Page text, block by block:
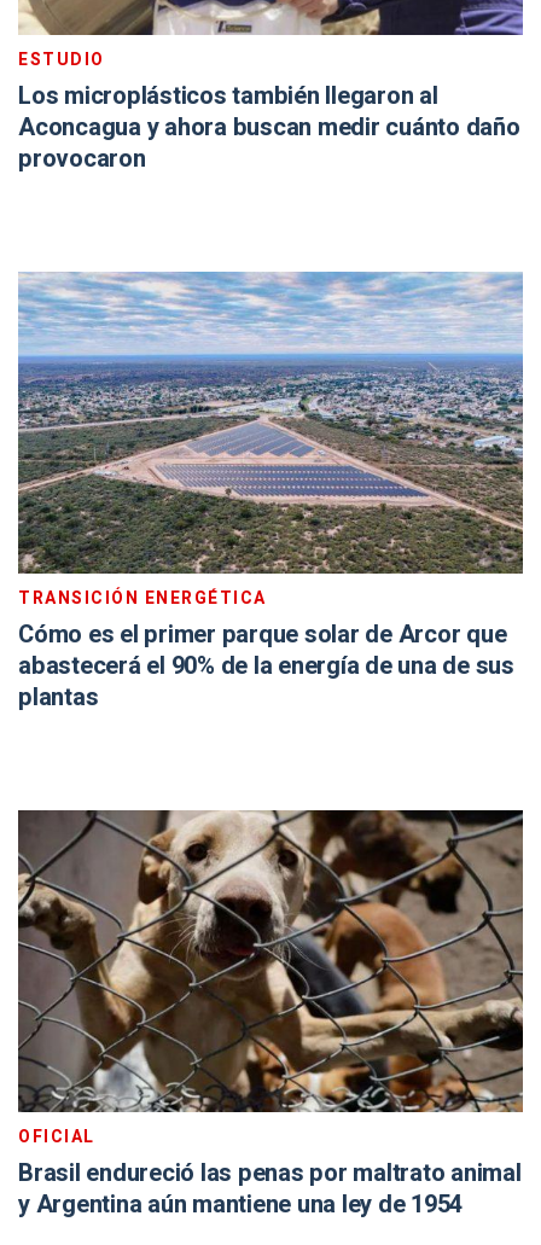
ESTUDIO
Los microplásticos también llegaron al
Aconcagua y ahora buscan medir cuánto daño
provocaron
TRANSICIÓN ENERGÉTICA
Cómo es el primer parque solar de Arcor que
abastecerá el 90% de la energía de una de sus
plantas
OFICIAL
Brasil endureció las penas por maltrato animal
y Argentina aún mantiene una ley de 1954